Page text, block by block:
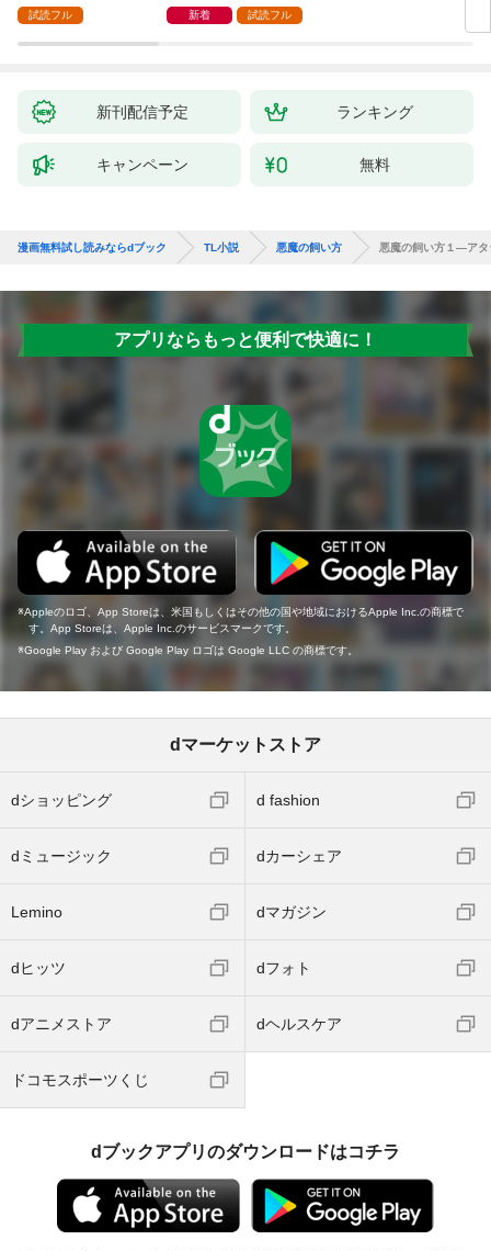
試読フル
る【１】
新着 試読フル
新刊配信予定 ランキング
キャンペーン 無料
漫画無料試し読みならdブック TL小説 悪魔の飼い方 悪魔の飼い方１―アタ
アプリならもっと便利で快適に！
Appleのロゴ、App Storeは、米国もしくはその他の国や地域におけるApple Inc.の商標で
す。App Storeは、Apple Inc.のサービスマークです。
Google Play および Google Play ロゴは Google LLC の商標です。
dマーケットストア
dショッピング d fashion
dミュージック dカーシェア
Lemino dマガジン
dヒッツ dフォト
dアニメストア dヘルスケア
ドコモスポーツくじ
dブックアプリのダウンロードはコチラ